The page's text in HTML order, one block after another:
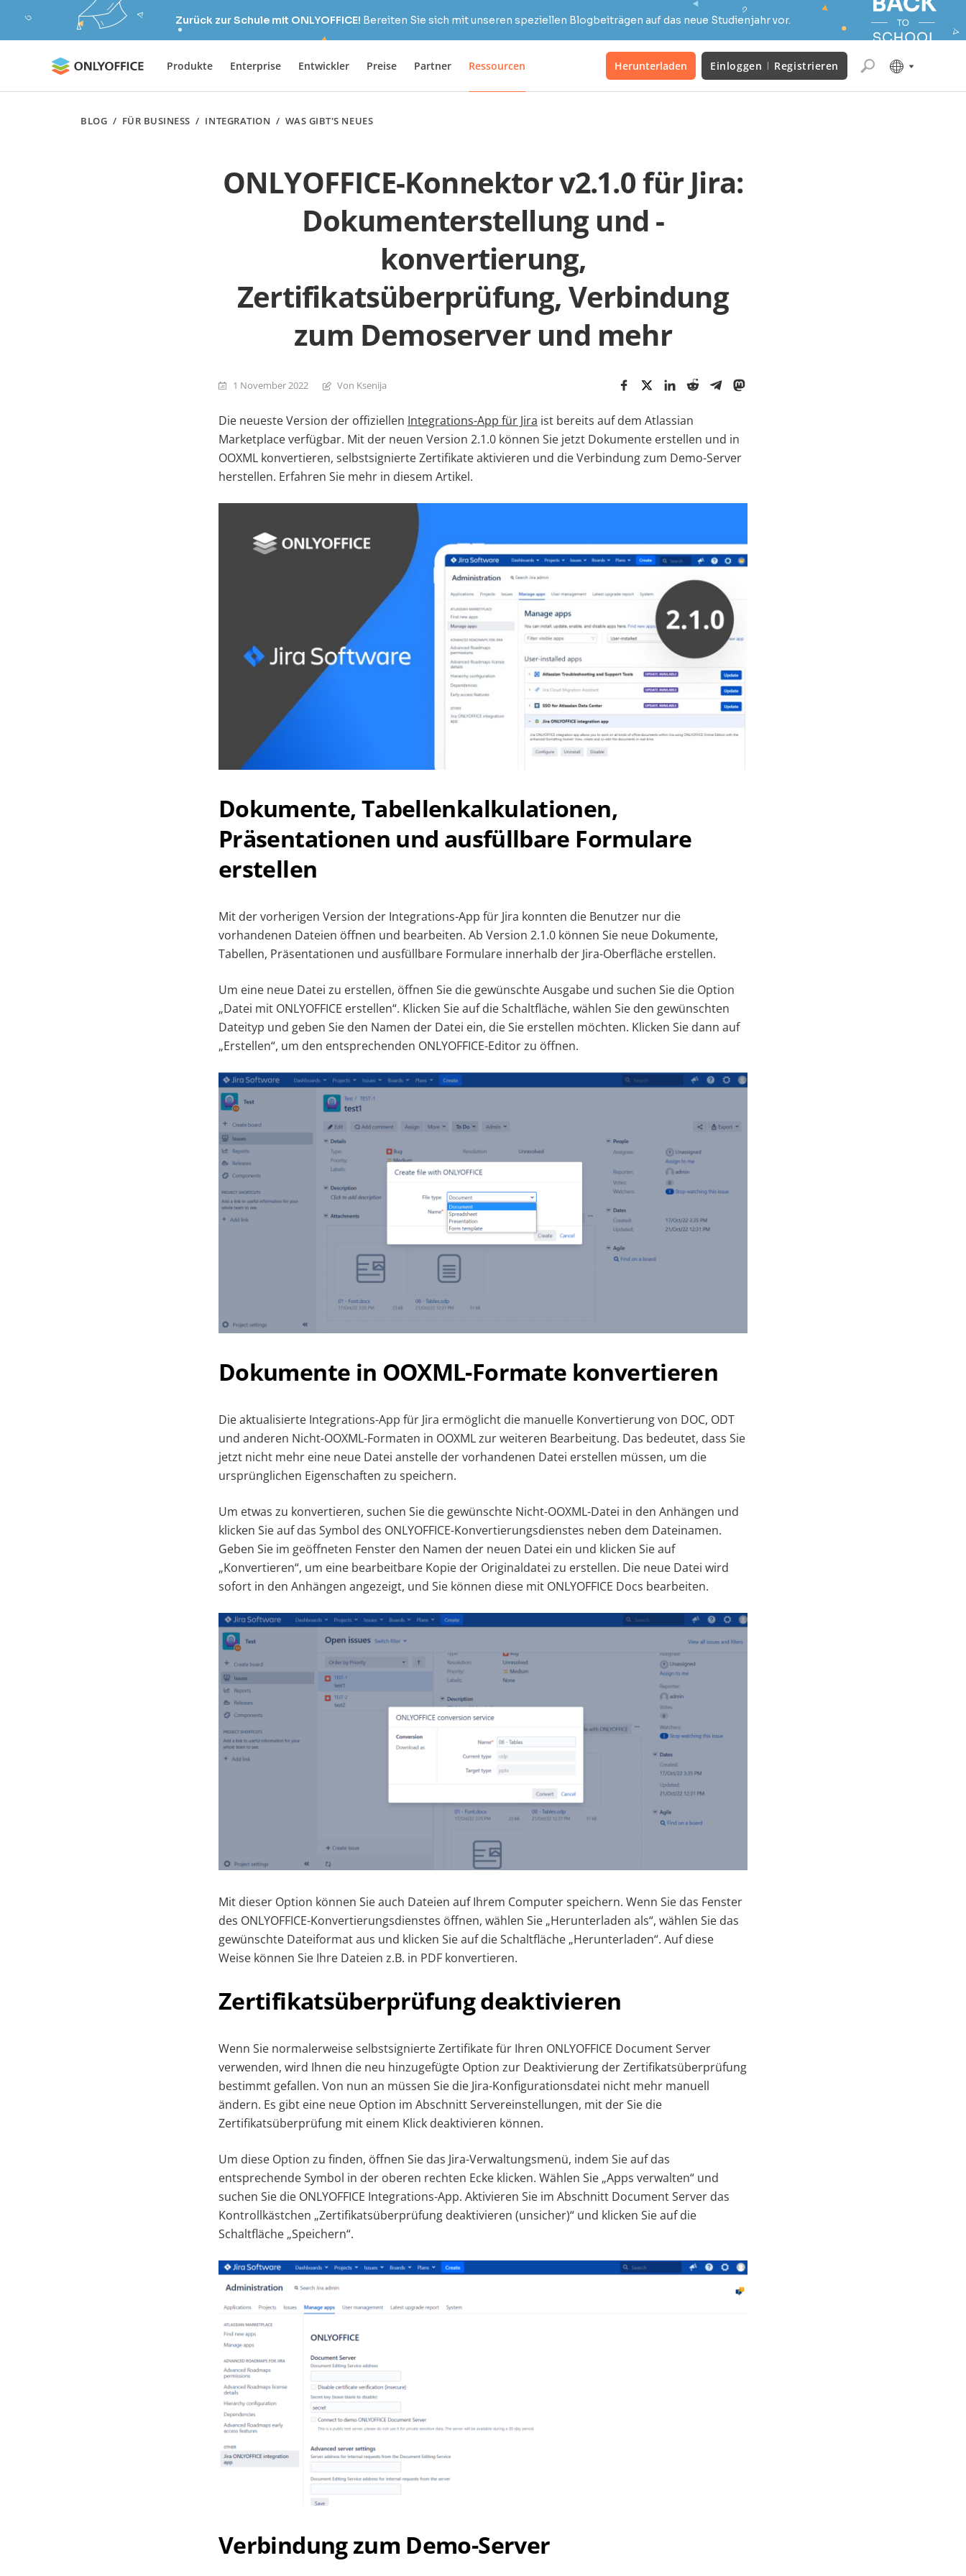
Zurück zur Schule mit ONLYOFFICE! Bereiten Sie sich mit unseren speziellen Blogbeiträgen auf das neue Studienjahr vor.
Produkte Enterprise Entwickler Preise Partner Ressourcen Herunterladen Einloggen Registrieren
BLOG / FÜR BUSINESS / INTEGRATION / WAS GIBT'S NEUES
ONLYOFFICE-Konnektor v2.1.0 für Jira:
Dokumenterstellung und -
konvertierung,
Zertifikatsüberprüfung, Verbindung
zum Demoserver und mehr
1 November 2022 Von Ksenija
Die neueste Version der offiziellen Integrations-App für Jira ist bereits auf dem Atlassian
Marketplace verfügbar. Mit der neuen Version 2.1.0 können Sie jetzt Dokumente erstellen und in
OOXML konvertieren, selbstsignierte Zertifikate aktivieren und die Verbindung zum Demo-Server
herstellen. Erfahren Sie mehr in diesem Artikel.
Dokumente, Tabellenkalkulationen,
Präsentationen und ausfüllbare Formulare
erstellen
Mit der vorherigen Version der Integrations-App für Jira konnten die Benutzer nur die
vorhandenen Dateien öffnen und bearbeiten. Ab Version 2.1.0 können Sie neue Dokumente,
Tabellen, Präsentationen und ausfüllbare Formulare innerhalb der Jira-Oberfläche erstellen.
Um eine neue Datei zu erstellen, öffnen Sie die gewünschte Ausgabe und suchen Sie die Option
„Datei mit ONLYOFFICE erstellen“. Klicken Sie auf die Schaltfläche, wählen Sie den gewünschten
Dateityp und geben Sie den Namen der Datei ein, die Sie erstellen möchten. Klicken Sie dann auf
„Erstellen“, um den entsprechenden ONLYOFFICE-Editor zu öffnen.
Dokumente in OOXML-Formate konvertieren
Die aktualisierte Integrations-App für Jira ermöglicht die manuelle Konvertierung von DOC, ODT
und anderen Nicht-OOXML-Formaten in OOXML zur weiteren Bearbeitung. Das bedeutet, dass Sie
jetzt nicht mehr eine neue Datei anstelle der vorhandenen Datei erstellen müssen, um die
ursprünglichen Eigenschaften zu speichern.
Um etwas zu konvertieren, suchen Sie die gewünschte Nicht-OOXML-Datei in den Anhängen und
klicken Sie auf das Symbol des ONLYOFFICE-Konvertierungsdienstes neben dem Dateinamen.
Geben Sie im geöffneten Fenster den Namen der neuen Datei ein und klicken Sie auf
„Konvertieren“, um eine bearbeitbare Kopie der Originaldatei zu erstellen. Die neue Datei wird
sofort in den Anhängen angezeigt, und Sie können diese mit ONLYOFFICE Docs bearbeiten.
Mit dieser Option können Sie auch Dateien auf Ihrem Computer speichern. Wenn Sie das Fenster
des ONLYOFFICE-Konvertierungsdienstes öffnen, wählen Sie „Herunterladen als“, wählen Sie das
gewünschte Dateiformat aus und klicken Sie auf die Schaltfläche „Herunterladen“. Auf diese
Weise können Sie Ihre Dateien z.B. in PDF konvertieren.
Zertifikatsüberprüfung deaktivieren
Wenn Sie normalerweise selbstsignierte Zertifikate für Ihren ONLYOFFICE Document Server
verwenden, wird Ihnen die neu hinzugefügte Option zur Deaktivierung der Zertifikatsüberprüfung
bestimmt gefallen. Von nun an müssen Sie die Jira-Konfigurationsdatei nicht mehr manuell
ändern. Es gibt eine neue Option im Abschnitt Servereinstellungen, mit der Sie die
Zertifikatsüberprüfung mit einem Klick deaktivieren können.
Um diese Option zu finden, öffnen Sie das Jira-Verwaltungsmenü, indem Sie auf das
entsprechende Symbol in der oberen rechten Ecke klicken. Wählen Sie „Apps verwalten“ und
suchen Sie die ONLYOFFICE Integrations-App. Aktivieren Sie im Abschnitt Document Server das
Kontrollkästchen „Zertifikatsüberprüfung deaktivieren (unsicher)“ und klicken Sie auf die
Schaltfläche „Speichern“.
Verbindung zum Demo-Server